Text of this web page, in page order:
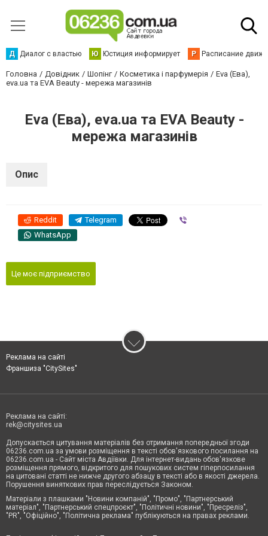
Д Диалог с властью Ю Юстиция информирует Р Расписание
Головна Довідник Шопінг Косметика і парфумерія
Eva (Ева),
eva.ua та EVA Beauty - мережа магазинів
Eva (Ева), eva.ua та EVA Beauty -
мережа магазинів
Опис
Reddit Telegram
WhatsApp
Це моє підприємство
Реклама на сайті
Франшиза "CitySites"
Реклама на сайті:
rek@citysites.ua
Допускається цитування матеріалів без отримання попередньої згоди
06236.com.ua за умови розміщення в тексті обов'язкового посилання на
06236.com.ua - Сайт міста Авдіївки. Для інтернет-видань обов'язкове
розміщення прямого, відкритого для пошукових систем гіперпосилання
на цитовані статті не нижче другого абзацу в тексті або в якості джерела.
Порушення виняткових прав переслідується Законом.
Матеріали з плашками "Новини компаній", "Промо", "Партнерський
матеріал", "Партнерський спецпроєкт", "Політичні новини", "Пресреліз",
"PR", "Офіційно", "Політична реклама" публікуються на правах реклами.